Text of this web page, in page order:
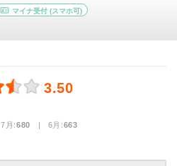
マイナ受付 (スマホ可)
3.50
月:680 | 6月:663